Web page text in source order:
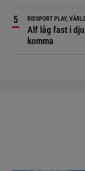
RIDSPORT PLAY,
Alf låg fast i
komma